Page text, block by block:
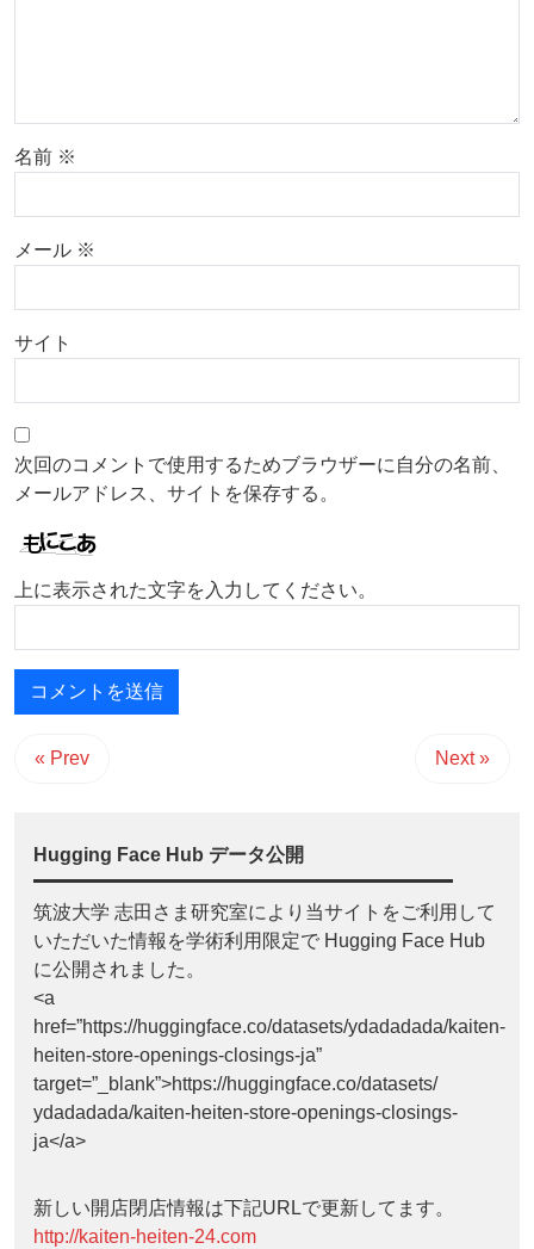
名前 ※
メール ※
サイト
次回のコメントで使用するためブラウザーに自分の名前、
メールアドレス、サイトを保存する。
上に表示された文字を入力してください。
« Prev Next »
Hugging Face Hub データ公開
筑波大学 志田さま研究室により当サイトをご利用して
いただいた情報を学術利用限定で Hugging Face Hub
に公開されました。
<a
href=”https://huggingface.co/datasets/ydadadada/kaiten-
heiten-store-openings-closings-ja”
target=”_blank”>https://huggingface.co/datasets/
ydadadada/kaiten-heiten-store-openings-closings-
ja</a>
新しい開店閉店情報は下記URLで更新してます。
http://kaiten-heiten-24.com